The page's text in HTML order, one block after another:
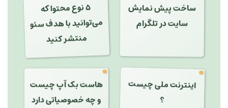
ساخت پیش نمایش
سایت در تلگرام
۵ نوع محتوا که
می‌توانید با هدف سئو
منتشر کنید
اینترنت ملی چیست
؟
هاست بک آپ چیست
و چه خصوصیاتی دارد